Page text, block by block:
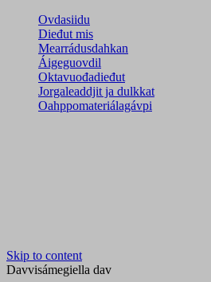
Ovdasiidu
Dieđut mis
Mearrádusdahkan
Áigeguovdil
Oktavuođadieđut
Jorgaleaddjit ja dulkkat
Oahppomateriálagávpi
Skip to content
Davvisámegiella dav